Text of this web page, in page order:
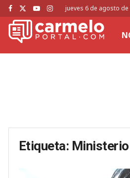
jueves 6 de agosto de
Etiqueta: